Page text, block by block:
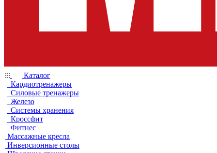
Каталог
Кардиотренажеры
Силовые тренажеры
Железо
Системы хранения
Кроссфит
Фитнес
Массажные кресла
Инверсионные столы